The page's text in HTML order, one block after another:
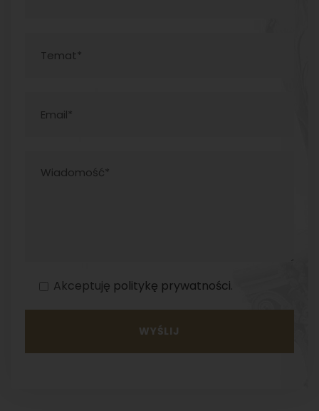
Akceptuję politykę prywatności.